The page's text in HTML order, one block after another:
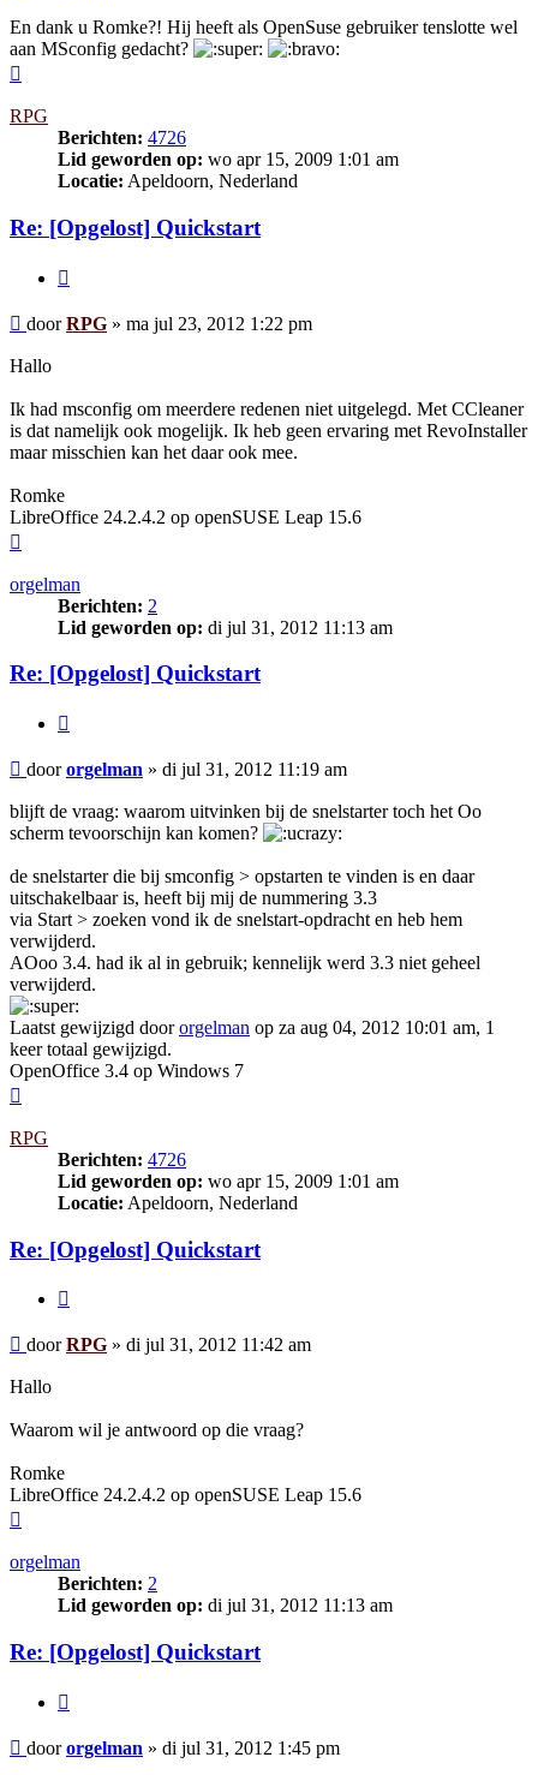
En dank u Romke?! Hij heeft als OpenSuse gebruiker tenslotte wel
aan MSconfig gedacht?
RPG
Berichten: 4726
Lid geworden op: wo apr 15, 2009 1:01 am
Locatie: Apeldoorn, Nederland
Re: [Opgelost] Quickstart
Bericht
doorRPG » ma jul 23, 2012 1:22 pm
Hallo
Ik had msconfig om meerdere redenen niet uitgelegd. Met CCleaner
is dat namelijk ook mogelijk. Ik heb geen ervaring met RevoInstaller
maar misschien kan het daar ook mee.
Romke
LibreOffice 24.2.4.2 op openSUSE Leap 15.6
orgelman
Berichten: 2
Lid geworden op: di jul 31, 2012 11:13 am
Re: [Opgelost] Quickstart
Bericht
doororgelman » di jul 31, 2012 11:19 am
blijft de vraag: waarom uitvinken bij de snelstarter toch het Oo
scherm tevoorschijn kan komen?
de snelstarter die bij smconfig > opstarten te vinden is en daar
uitschakelbaar is, heeft bij mij de nummering 3.3
via Start > zoeken vond ik de snelstart-opdracht en heb hem
verwijderd.
AOoo 3.4. had ik al in gebruik; kennelijk werd 3.3 niet geheel
verwijderd.
Laatst gewijzigd doororgelman op za aug 04, 2012 10:01 am, 1
keer totaal gewijzigd.
OpenOffice 3.4 op Windows 7
RPG
Berichten: 4726
Lid geworden op: wo apr 15, 2009 1:01 am
Locatie: Apeldoorn, Nederland
Re: [Opgelost] Quickstart
Bericht
doorRPG » di jul 31, 2012 11:42 am
Hallo
Waarom wil je antwoord op die vraag?
Romke
LibreOffice 24.2.4.2 op openSUSE Leap 15.6
orgelman
Berichten: 2
Lid geworden op: di jul 31, 2012 11:13 am
Re: [Opgelost] Quickstart
Bericht
doororgelman » di jul 31, 2012 1:45 pm